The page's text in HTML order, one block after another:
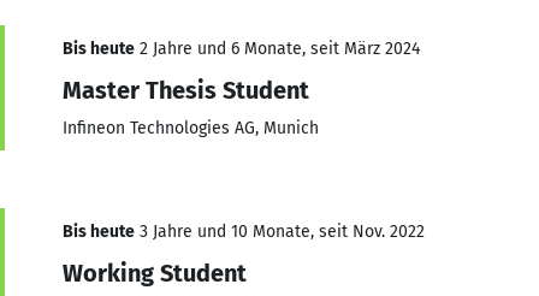
Bis heute 2 Jahre und 6 Monate, seit März 2024
Master Thesis Student
Infineon Technologies AG, Munich
Bis heute 3 Jahre und 10 Monate, seit Nov. 2022
Working Student